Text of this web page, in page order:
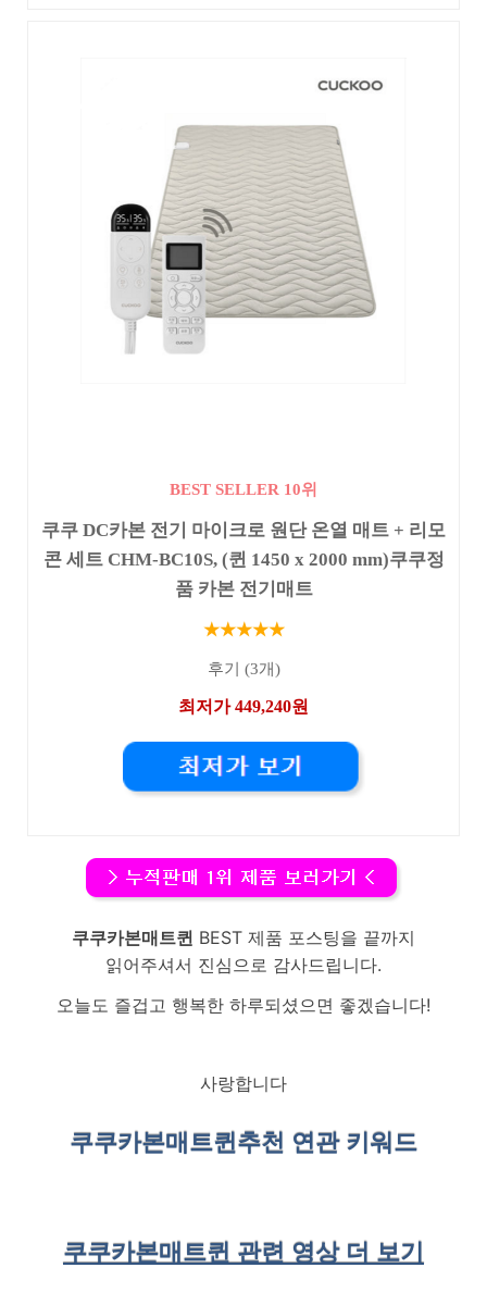
BEST SELLER 10위
쿠쿠 DC카본 전기 마이크로 원단 온열 매트 + 리모
콘 세트 CHM-BC10S, (퀸 1450 x 2000 mm)쿠쿠정
품 카본 전기매트
★★★★★
후기 (3개)
최저가 449,240원
쿠쿠카본매트퀸 BEST 제품 포스팅을 끝까지
읽어주셔서 진심으로 감사드립니다.
오늘도 즐겁고 행복한 하루되셨으면 좋겠습니다!
사랑합니다
쿠쿠카본매트퀸 추천 연관 키워드
쿠쿠카본매트퀸 관련 영상 더 보기